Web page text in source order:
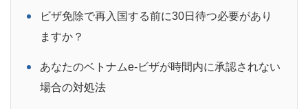
ビザ免除で再入国する前に30日待つ必要があり
ますか？
あなたのベトナムe-ビザが時間内に承認されない
場合の対処法